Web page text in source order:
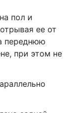
пол и
ее от
переднюю
при этом не